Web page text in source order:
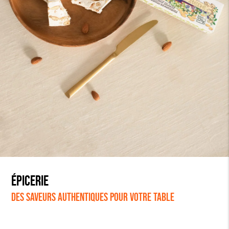
Épicerie
Des saveurs authentiques pour votre table